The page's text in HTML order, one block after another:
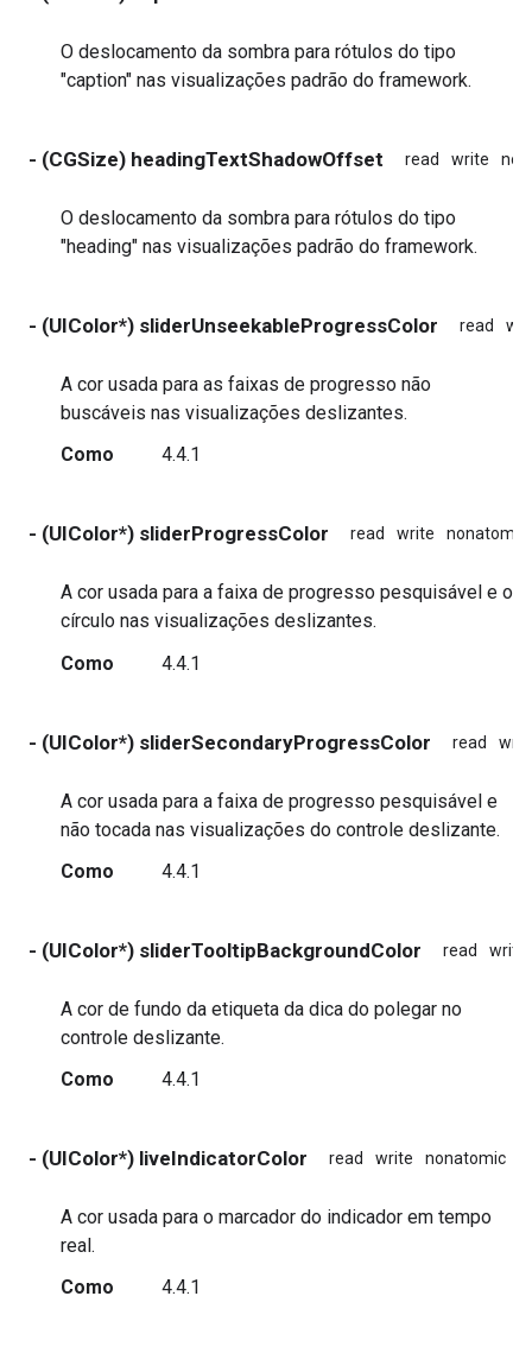
O deslocamento da sombra para rótulos do tipo
"caption" nas visualizações padrão do framework.
- (CGSize) headingTextShadowOffset read write
O deslocamento da sombra para rótulos do tipo
"heading" nas visualizações padrão do framework.
- (UIColor*) sliderUnseekableProgressColor read
A cor usada para as faixas de progresso não
buscáveis nas visualizações deslizantes.
Como
4.4.1
- (UIColor*) sliderProgressColor read write nonatomic
A cor usada para a faixa de progresso pesquisável e o
círculo nas visualizações deslizantes.
Como
4.4.1
- (UIColor*) sliderSecondaryProgressColor read
A cor usada para a faixa de progresso pesquisável e
não tocada nas visualizações do controle deslizante.
Como
4.4.1
- (UIColor*) sliderTooltipBackgroundColor read write
A cor de fundo da etiqueta da dica do polegar no
controle deslizante.
Como
4.4.1
- (UIColor*) liveIndicatorColor read write nonatomic
A cor usada para o marcador do indicador em tempo
real.
Como
4.4.1